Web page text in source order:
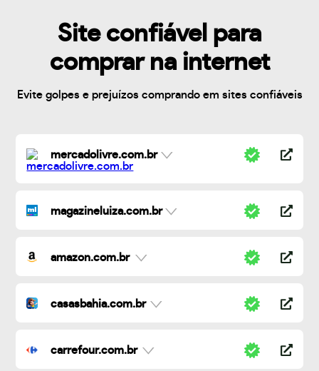
Site confiável para
comprar na internet
Evite golpes e prejuízos comprando em sites confiáveis
mercadolivre.com.br
magazineluiza.com.br
amazon.com.br
casasbahia.com.br
carrefour.com.br